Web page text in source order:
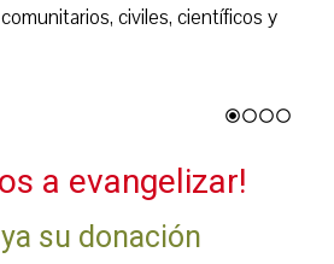
civiles, científicos y